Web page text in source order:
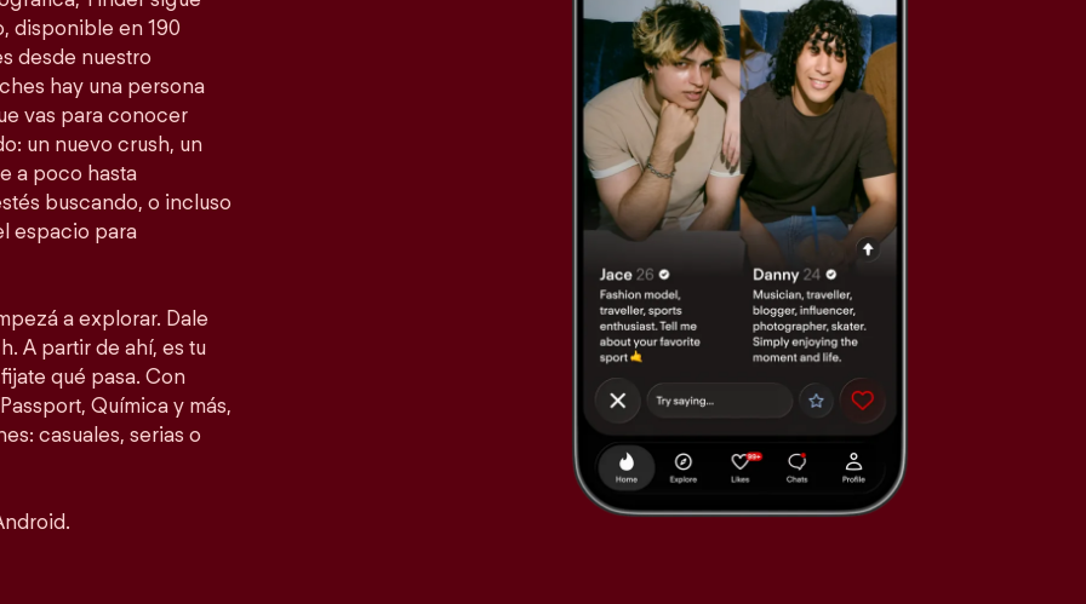
disponible en 190
desde nuestro
hay una persona
vas para conocer
un nuevo crush, un
a poco hasta
buscando, o incluso
espacio para
a explorar. Dale
A partir de ahí, es tu
qué pasa. Con
Química y más,
casuales, serias o